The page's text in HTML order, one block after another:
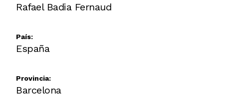
Rafael Badia Fernaud
País:
España
Provincia:
Barcelona